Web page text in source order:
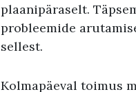
plaanipäraselt.
probleemide
sellest.
Kolmapäeval toimus